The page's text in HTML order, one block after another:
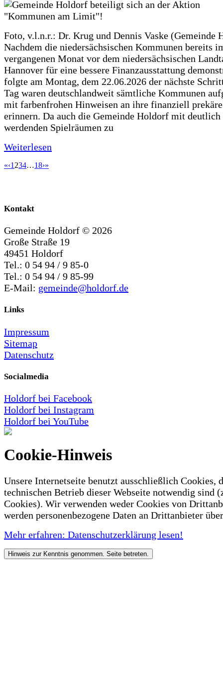
Foto, v.l.n.r.: Dr. Krug und Dennis Vaske (Gemeinde
Nachdem die niedersächsischen Kommunen bereits
vergangenen Monat vor dem niedersächsischen
Hannover für eine bessere Finanzausstattung
folgte am Montag, dem 22.06.2026 der nächste
Tag waren deutschlandweit sämtliche Kommunen
mit farbenfrohen Hinweisen an ihre finanziell
erinnern. Da auch die Gemeinde Holdorf mit deutlich
werdenden Spielräumen zu
Weiterlesen
«‹1 234…18›»
Kontakt
Gemeinde Holdorf © 2026
Große Straße 19
49451 Holdorf
Tel.: 0 54 94 / 9 85-0
Tel.: 0 54 94 / 9 85-99
E-Mail: gemeinde@holdorf.de
Links
Impressum
Sitemap
Datenschutz
Socialmedia
Holdorf bei Facebook
Holdorf bei Instagram
Holdorf bei YouTube
Cookie-Hinweis
Unsere Internetseite benutzt ausschließlich Cookies,
technischen Betrieb dieser Webseite notwendig sind
Cookies). Wir verwenden weder Cookies von
werden personenbezogene Daten an Drittanbieter
Mehr erfahren: Datenschutzerklärung lesen!
Hinweis zur Kenntnis genommen. Seite betreten.